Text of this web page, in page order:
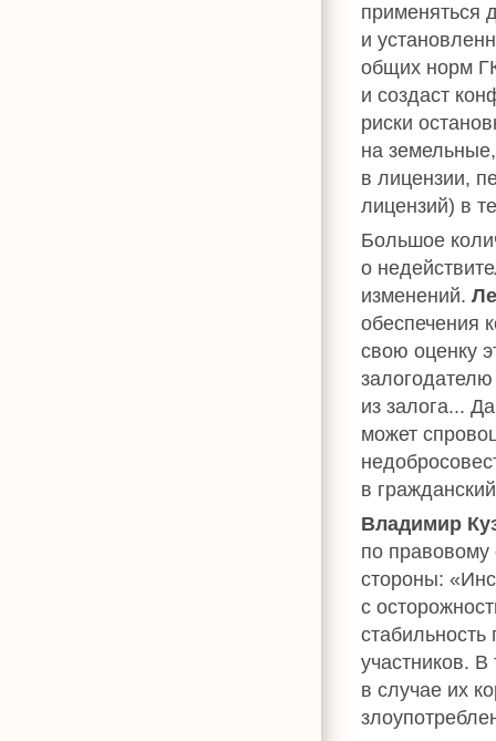
применяться
и
общих норм
и создаст
риски
на
в лицензии,
лицензий) в
Большое
о
изменений.
обеспечения
свою оценку
из залога...
может
в
Владимир
по правовому
стороны:
с
стабильность
участников.
в случае их